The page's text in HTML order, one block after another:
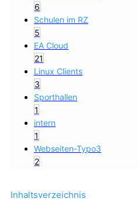
Inhaltsverzeichnis
6
Schulen im RZ
5
EA Cloud
21
Linux Clients
3
Sporthallen
1
intern
1
Webseiten-Typo3
2